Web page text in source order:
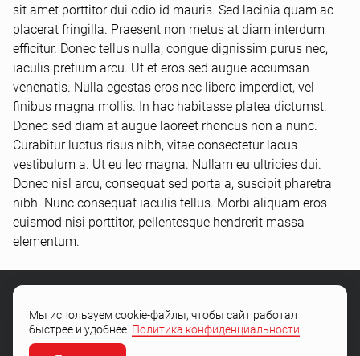
sit amet porttitor dui odio id mauris. Sed lacinia quam ac
placerat fringilla. Praesent non metus at diam interdum
efficitur. Donec tellus nulla, congue dignissim purus nec,
iaculis pretium arcu. Ut et eros sed augue accumsan
venenatis. Nulla egestas eros nec libero imperdiet, vel
finibus magna mollis. In hac habitasse platea dictumst.
Donec sed diam at augue laoreet rhoncus non a nunc.
Curabitur luctus risus nibh, vitae consectetur lacus
vestibulum a. Ut eu leo magna. Nullam eu ultricies dui.
Donec nisl arcu, consequat sed porta a, suscipit pharetra
nibh. Nunc consequat iaculis tellus. Morbi aliquam eros
euismod nisi porttitor, pellentesque hendrerit massa
elementum.
+7 (4722) 505-504
Остались вопросы?
Мы используем cookie-файлы, чтобы сайт работал
быстрее и удобнее. Политика конфиденциальности